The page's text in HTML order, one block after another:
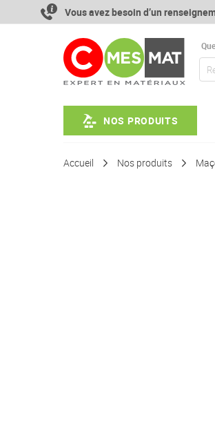
contenu
Vous avez besoin d’un
NOS PRODUITS
Accueil Nos produits